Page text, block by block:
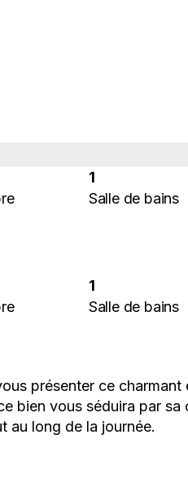
1
Salle de bains
1
Salle de bains
présenter ce
bien vous séduira par
au long de la journée.